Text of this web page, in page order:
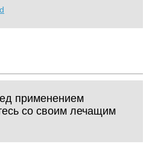
применением
со своим лечащим